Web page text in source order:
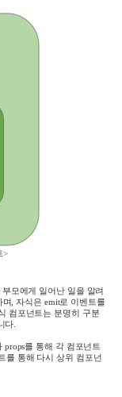
>
모에게 일어난 일을 알려
, 자식은 emit로 이벤트를
컴포넌트는 분명히 구분
다.
를 통해 각 컴포넌트
를 통해 다시 상위 컴포넌